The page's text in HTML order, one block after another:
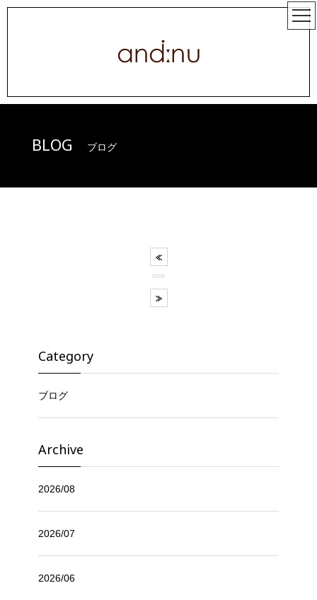
BLOG ブログ
Category
ブログ
Archive
2026/08
2026/07
2026/06